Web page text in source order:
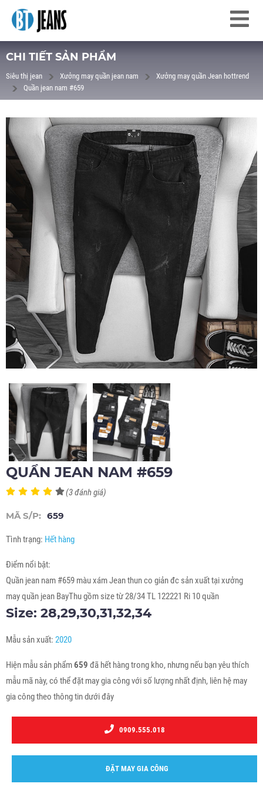
CHI TIẾT SẢN PHẨM
Siêu thị jean Xưởng may quần jean nam
Xưởng may quần Jean hottrend
Quần jean nam #659
QUẦN JEAN NAM #659
(3 đánh giá)
MÃ S/P: 659
Tình trạng: Hết hàng
Điểm nổi bật:
Quần jean nam #659 màu xám Jean thun co giản đc sản xuất tại xưởng
may quần jean BayThu gồm size từ 28/34 TL 122221 Ri 10 quần
Size: 28,29,30,31,32,34
Mẫu sản xuất: 2020
Hiện mẫu sản phẩm659 đã hết hàng trong kho, nhưng nếu bạn yêu thích
mẫu mã này, có thể đặt may gia công với số lượng nhất định, liên hệ may
gia công theo thông tin dưới đây
0909.555.018
ĐẶT MAY GIA CÔNG